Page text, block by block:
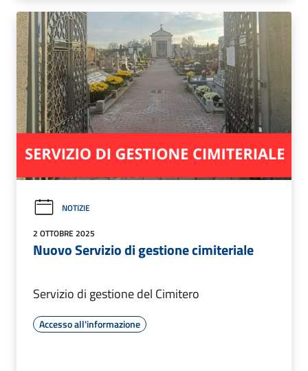
NOTIZIE
2 OTTOBRE 2025
Nuovo Servizio di gestione cimiteriale
Servizio di gestione del Cimitero
Accesso all'informazione